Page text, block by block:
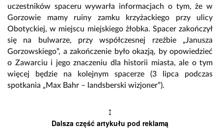
uczestników spaceru wywarła informacjach o tym, że w
Gorzowie mamy ruiny zamku krzyżackiego przy ulicy
Obotyckiej, w miejscu miejskiego żłobka. Spacer zakończył
się na bulwarze, przy współczesnej rzeźbie „Janusza
Gorzowskiego”, a zakończenie było okazją, by opowiedzieć
o Zawarciu i jego znaczeniu dla historii miasta, ale o tym
więcej będzie na kolejnym spacerze (3 lipca podczas
spotkania „Max Bahr – landsberski wizjoner”).
↕
Dalsza część artykułu pod reklamą